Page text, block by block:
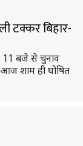
टक्कर बिहार-
11 बजे से चुनाव
शाम ही घोषित